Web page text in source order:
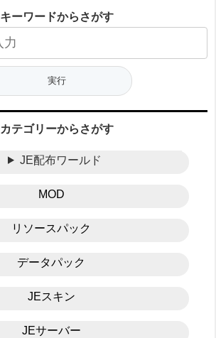
キーワードからさがす
カテゴリーからさがす
JE配布ワールド
MOD
リソースパック
データパック
JEスキン
JEサーバー